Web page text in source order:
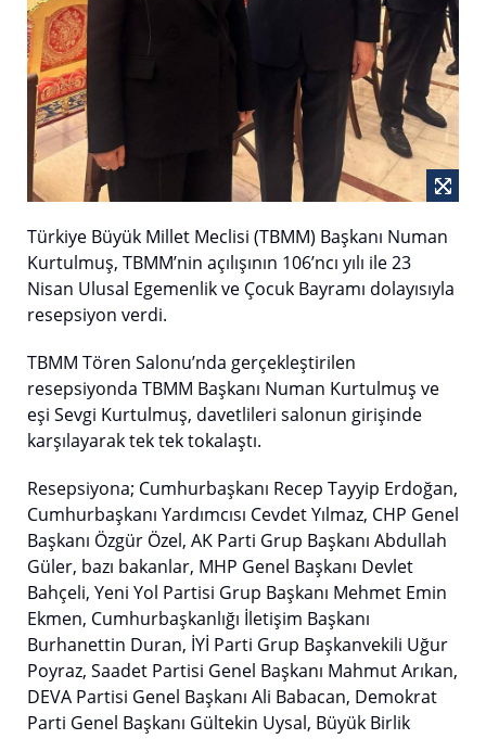
Türkiye Büyük Millet Meclisi (TBMM) Başkanı Numan
Kurtulmuş, TBMM’nin açılışının 106’ncı yılı ile 23
Nisan Ulusal Egemenlik ve Çocuk Bayramı dolayısıyla
resepsiyon verdi.
TBMM Tören Salonu’nda gerçekleştirilen
resepsiyonda TBMM Başkanı Numan Kurtulmuş ve
eşi Sevgi Kurtulmuş, davetlileri salonun girişinde
karşılayarak tek tek tokalaştı.
Resepsiyona; Cumhurbaşkanı Recep Tayyip Erdoğan,
Cumhurbaşkanı Yardımcısı Cevdet Yılmaz, CHP Genel
Başkanı Özgür Özel, AK Parti Grup Başkanı Abdullah
Güler, bazı bakanlar, MHP Genel Başkanı Devlet
Bahçeli, Yeni Yol Partisi Grup Başkanı Mehmet Emin
Ekmen, Cumhurbaşkanlığı İletişim Başkanı
Burhanettin Duran, İYİ Parti Grup Başkanvekili Uğur
Poyraz, Saadet Partisi Genel Başkanı Mahmut Arıkan,
DEVA Partisi Genel Başkanı Ali Babacan, Demokrat
Parti Genel Başkanı Gültekin Uysal, Büyük Birlik